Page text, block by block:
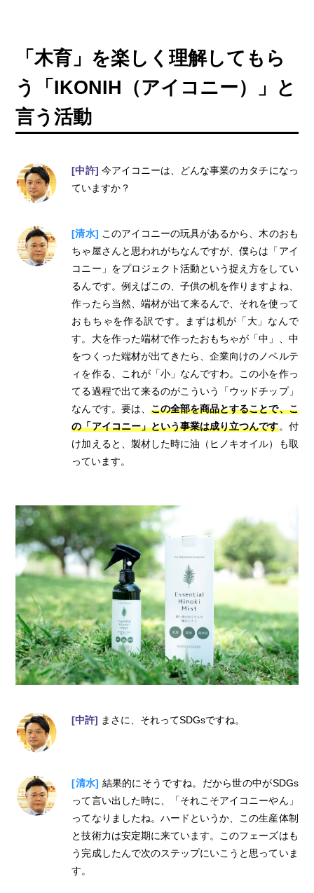
「木育」を楽しく理解してもら
う「IKONIH（アイコニー）」と
言う活動
[中許] 今アイコニーは、どんな事業のカタチになっ
ていますか？
[清水] このアイコニーの玩具があるから、木のおも
ちゃ屋さんと思われがちなんですが、僕らは「アイ
コニー」をプロジェクト活動という捉え方をしてい
るんです。例えばこの、子供の机を作りますよね、
作ったら当然、端材が出て来るんで、それを使って
おもちゃを作る訳です。まずは机が「大」なんで
す。大を作った端材で作ったおもちゃが「中」、中
をつくった端材が出てきたら、企業向けのノベルテ
ィを作る、これが「小」なんですわ。この小を作っ
てる過程で出て来るのがこういう「ウッドチップ」
なんです。要は、 この全部を商品とすることで、こ
の「アイコニー」という事業は成り立つんです。付
け加えると、製材した時に油（ヒノキオイル）も取
っています。
[中許] まさに、それってSDGsですね。
[清水] 結果的にそうですね。だから世の中がSDGs
って言い出した時に、「それこそアイコニーやん」
ってなりましたね。ハードというか、この生産体制
と技術力は安定期に来ています。このフェーズはも
う完成したんで次のステップにいこうと思っていま
す。